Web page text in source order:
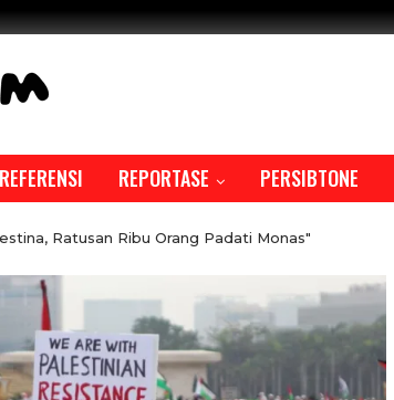
REFERENSI REPORTASE PERSIBTONE
Ratusan Ribu Orang Padati Monas"
REPORTASE